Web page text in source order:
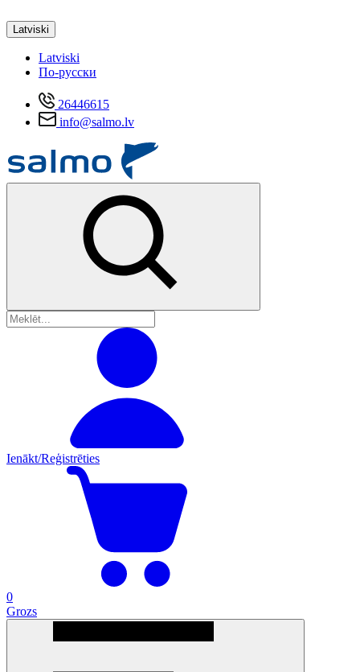
Latviski
Latviski
По-русски
26446615
info@salmo.lv
Ienākt/Reģistrēties
0
Grozs